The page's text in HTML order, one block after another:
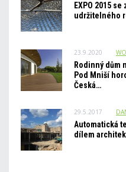
EXPO 2015
udržitelného
23.9.2020
Rodinný dům
Pod Mniší
Česká…
29.5.2017
Automatická
dílem